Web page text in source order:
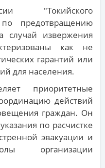
"Токийского
предотвращению
случай извержения
как не
гарантий или
для населения.
приоритетные
действий
граждан. Он
по расчистке
эвакуации и
организации